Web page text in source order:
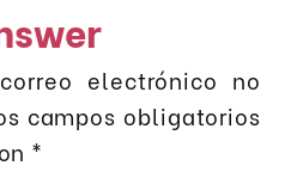
electrónico no
campos obligatorios
*